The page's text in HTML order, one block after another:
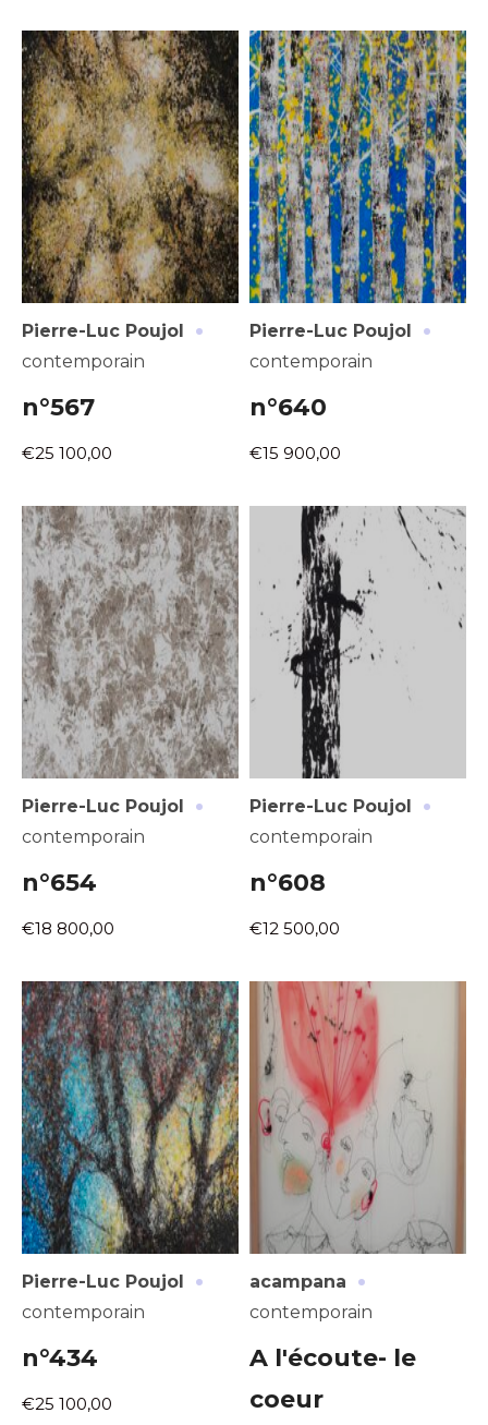
Pierre-Luc Poujol ·
contemporain
n°567
€25 100,00
Pierre-Luc Poujol ·
contemporain
n°640
€15 900,00
Pierre-Luc Poujol ·
contemporain
n°654
€18 800,00
Pierre-Luc Poujol ·
contemporain
n°608
€12 500,00
Pierre-Luc Poujol ·
contemporain
n°434
€25 100,00
acampana ·
contemporain
A l'écoute- le
coeur